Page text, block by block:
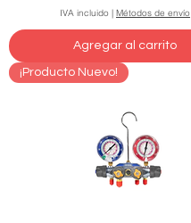
IVA incluido | Métodos de envío
Agregar al carrito
¡Producto Nuevo!